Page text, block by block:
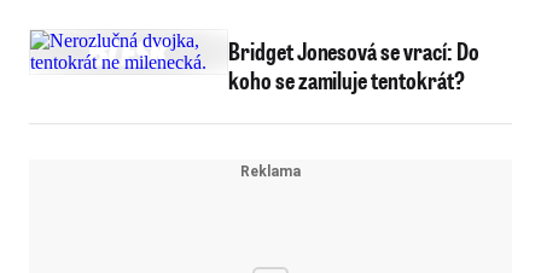
Bridget Jonesová se vrací: Do
koho se zamiluje tentokrát?